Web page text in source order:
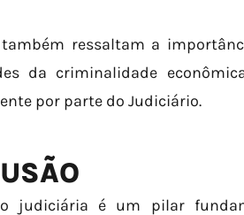
também ressaltam a
da criminalidade
por parte do Judiciário.
judiciária é um pilar